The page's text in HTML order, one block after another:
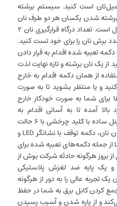
است کنید. سیستم برشته
برشته شدن یکسان هر دو طرف نان
از جمله مزایای تولید این محصول است. تعداد درگاه قرارگیری نان 2
است تا با استفاده از آن 2 عدد برش نان را برای خود تست کنید.
دکمه تعبیه شده اقدام به قرار دادن
از یک نان برشته و تازه نهایت لذت
از همان دکمه اقدام به خارج
و یا منتظر بشوید تا به صورت
برای شما به صورت خودکار خارج
بالا آمده تا به آسانی اقدام به
برداشتن آن­‌ها کنید. یک کنترل پنل ساده با کلید چرخشی با 6 حالت
کنترل و تنظیم میزان برشته شدن نان، دکمه توقف با نشانگر LED و
دکمه یخ زدایی نان با نشانگر LED از جمله دکمه‌­های تعبیه شده برای
بروز هرگونه حادثه شرکت بوش از
یک پایه ضد لغزش پلاستیکی
تجربه عالی را به دور از هرگونه
کردن کابل برق به شما در حفظ
و از پاره شدن و آسیب رسیدن